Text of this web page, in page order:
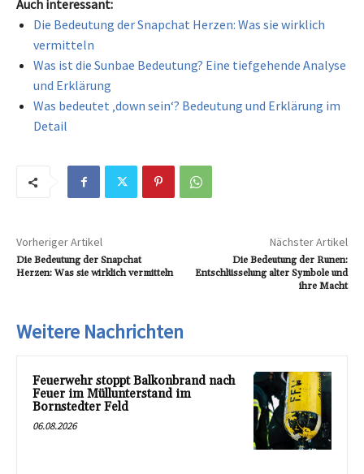
Auch interessant:
Die Bedeutung der Snapchat Herzen: Was sie wirklich
vermitteln
Was ist die Sunbae Bedeutung? Eine tiefgehende Analyse
und Erklärung
Was bedeutet ‚down sein‘? Bedeutung und Erklärung im
Detail
Vorheriger Artikel
Die Bedeutung der Snapchat
Herzen: Was sie wirklich vermitteln
Nächster Artikel
Die Bedeutung der Runen:
Entschlüsselung alter Symbole und
ihre Macht
Weitere Nachrichten
Feuerwehr stoppt Balkonbrand nach
Feuer im Müllunterstand im
Bornstedter Feld
06.08.2026